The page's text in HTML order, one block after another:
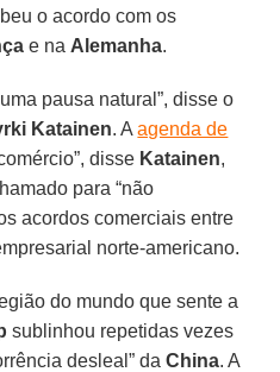
o acordo com os
e na Alemanha.
pausa natural”, disse o
Katainen. Aagenda de
disse Katainen,
para “não
acordos comerciais entre
norte-americano.
do mundo que sente a
sublinhou repetidas vezes
desleal” daChina. A